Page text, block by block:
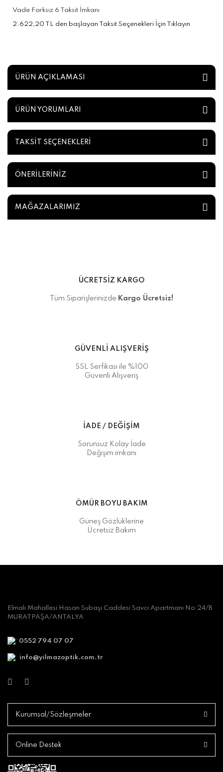
Vade Farksız 6 Taksit İmkanı
2.622,20 TL den başlayan Taksit Seçenekleri İçin Tıklayın
ÜRÜN AÇIKLAMASI
ÜRÜN YORUMLARI
TAKSİT SEÇENEKLERİ
ÖNERİLERİNİZ
MAĞAZALARIMIZ
ÜCRETSİZ KARGO
Tüm Siparişlerinizde Kargo Ücretsiz!
GÜVENLİ ALIŞVERİŞ
SSL Serfikası ile %100
Güvenli Alışveriş
İADE / DEĞİŞİM
Sorunsuz Kolay İade
Değişim imkanı
ÖMÜR BOYU BAKIM
Güneş Gözlüklerine
Ücretsiz Bakım
Elmalı Mahallesi Hasan Subaşı Caddesi Savcı Apartmanı No:24/B
MURATPAŞA/ANTALYA
0552 794 07 07
info@yilmazoptik.com.tr
Kurumsal/Sözleşmeler
Online Destek